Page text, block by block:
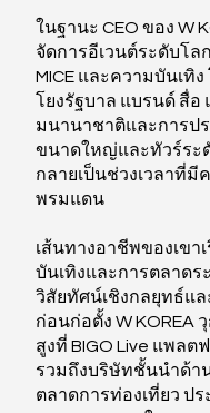
ในฐานะ CEO ของ W
จัดการอีเวนต์ระดับโ
MICE และความบันเทิ
โยงรัฐบาล แบรนด์ สื่
มนานาชาติและการป
ขนาดใหญ่และทัวร์ระ
กลายเป็นช่วงเวลาที่
พรมแดน
เส้นทางอาชีพของเขา
บันเทิงและการตลาด
วิสัยทัศน์เชิงกลยุทธ์แ
ก่อนก่อตั้ง W KOREA
สูงที่ BIGO Live แพล
รวมถึงบริษัทชั้นนำด้า
ตลาดการท่องเที่ยว ป